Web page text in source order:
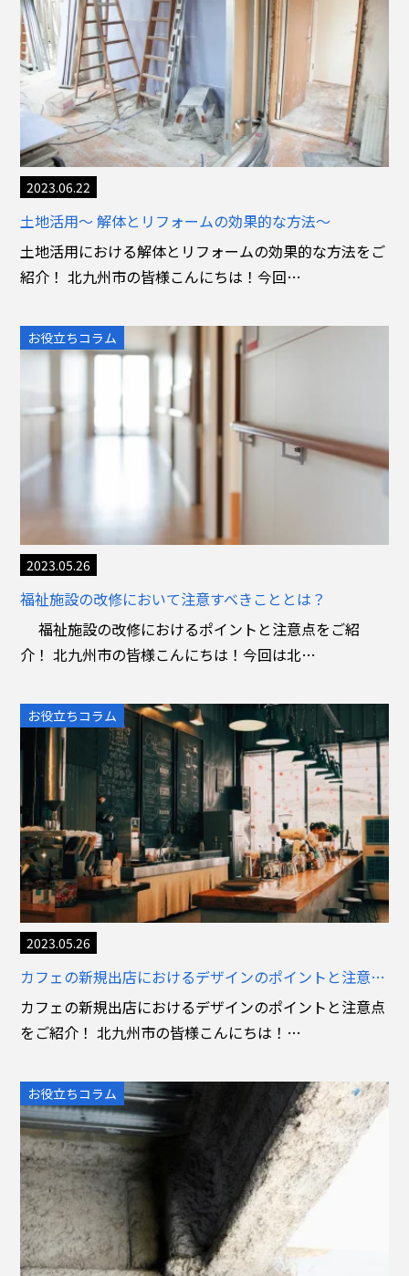
2023.06.22
土地活用～ 解体とリフォームの効果的な方法～
土地活用における解体とリフォームの効果的な方法をご
紹介！ 北九州市の皆様こんにちは！今回…
お役立ちコラム
2023.05.26
福祉施設の改修において注意すべきこととは？
福祉施設の改修におけるポイントと注意点をご紹
介！ 北九州市の皆様こんにちは！今回は北…
お役立ちコラム
2023.05.26
カフェの新規出店におけるデザインのポイントと注意点とは？
カフェの新規出店におけるデザインのポイントと注意点
をご紹介！ 北九州市の皆様こんにちは！…
お役立ちコラム